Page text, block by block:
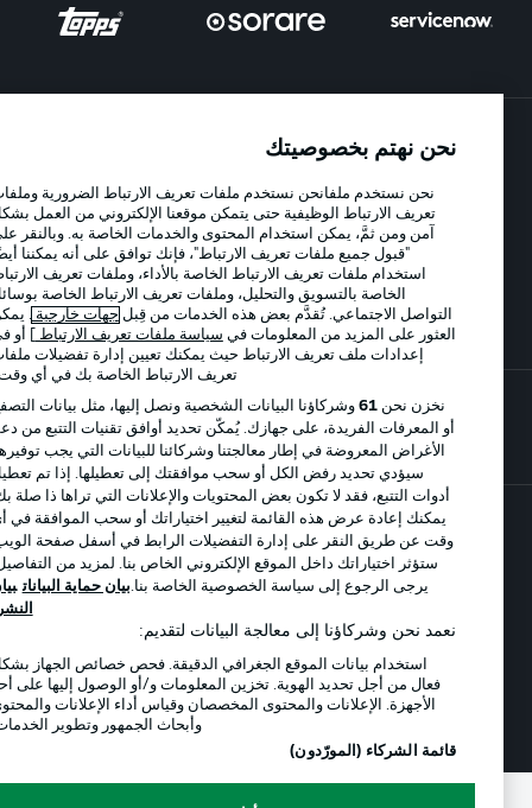
الإعلانات الإخطارات القانونية
إدارة التفضيلات بيان الخصوصية
شروط الاستخدام الوظائف
جهة النشر تواصل معنا
اللاعبون
© 2026 Bundesliga-Gruppe GmbH
العربية
وضع شاشة العرض
نحن نهتم بخصوصيتك
نحن نستخدم ملفانحن نستخدم ملفات تعريف الارتباط الضرورية وملفات
تعريف الارتباط الوظيفية حتى يتمكن موقعنا الإلكتروني من العمل بشكل
آمن ومن ثمَّ، يمكن استخدام المحتوى والخدمات الخاصة به. وبالنقر على
"قبول جميع ملفات تعريف الارتباط"، فإنك توافق على أنه يمكننا أيضًا
استخدام ملفات تعريف الارتباط الخاصة بالأداء، وملفات تعريف الارتباط
الخاصة بالتسويق والتحليل، وملفات تعريف الارتباط الخاصة بوسائل
التواصل الاجتماعي. تُقدَّم بعض هذه الخدمات من قِبل جهات خارجية . يمكن
العثور على المزيد من المعلومات فيسياسة ملفات تعريف الارتباط] أو في
إعدادات ملف تعريف الارتباط حيث يمكنك تعيين إدارة تفضيلات ملفات
تعريف الارتباط الخاصة بك في أي وقت..
نخزن نحن61وشركاؤنا البيانات الشخصية ونصل إليها، مثل بيانات التصفح
أو المعرفات الفريدة، على جهازك. يُمكّن تحديد أوافق تقنيات التتبع من دعم
الأغراض المعروضة في إطار معالجتنا وشركائنا للبيانات التي يجب توفيرها.
سيؤدي تحديد رفض الكل أو سحب موافقتك إلى تعطيلها. إذا تم تعطيل
أدوات التتبع، فقد لا تكون بعض المحتويات والإعلانات التي تراها ذا صلة بك.
يمكنك إعادة عرض هذه القائمة لتغيير اختياراتك أو سحب الموافقة في أي
وقت عن طريق النقر على إدارة التفضيلات الرابط في أسفل صفحة الويب.
ستؤثر اختياراتك داخل الموقع الإلكتروني الخاص بنا. لمزيد من التفاصيل،
يرجى الرجوع إلى سياسة الخصوصية الخاصة بنا.بيان حماية البيانات بيان
النشر
نعمد نحن وشركاؤنا إلى معالجة البيانات لتقديم:
استخدام بيانات الموقع الجغرافي الدقيقة. فحص خصائص الجهاز بشكل
فعال من أجل تحديد الهوية. تخزين المعلومات و/أو الوصول إليها على أحد
الأجهزة. الإعلانات والمحتوى المخصصان وقياس أداء الإعلانات والمحتوى
وأبحاث الجمهور وتطوير الخدمات.
قائمة الشركاء (المورّدون)